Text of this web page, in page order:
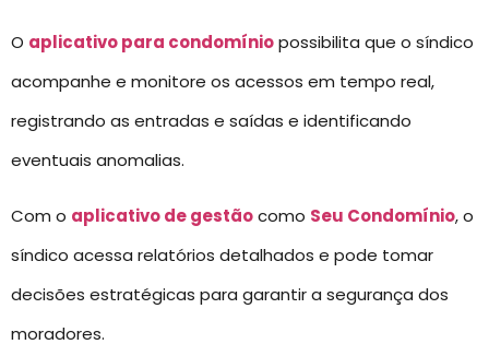
O aplicativo para condomíniopossibilita que o síndico
acompanhe e monitore os acessos em tempo real,
registrando as entradas e saídas e identificando
eventuais anomalias.
Com o aplicativo de gestãocomo Seu Condomínio, o
síndico acessa relatórios detalhados e pode tomar
decisões estratégicas para garantir a segurança dos
moradores.